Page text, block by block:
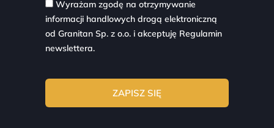
Wyrażam zgodę na otrzymywanie
informacji handlowych drogą elektroniczną
od Granitan Sp. z o.o. i akceptuję Regulamin
newslettera.